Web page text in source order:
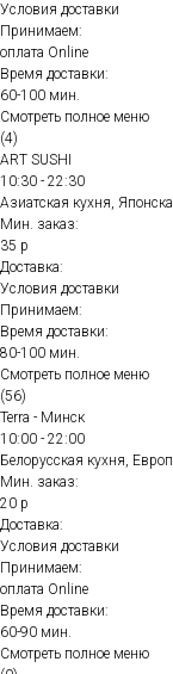
Условия доставки
Принимаем:
оплата Online
Время доставки:
60-100 мин.
Смотреть полное меню
(4)
ART SUSHI
10:30 - 22:30
Азиатская кухня,
Мин. заказ:
35 р
Доставка:
Условия доставки
Принимаем:
Время доставки:
80-100 мин.
Смотреть полное меню
(56)
Terra - Минск
10:00 - 22:00
Белорусская кухня,
Мин. заказ:
20 р
Доставка:
Условия доставки
Принимаем:
оплата Online
Время доставки:
60-90 мин.
Смотреть полное меню